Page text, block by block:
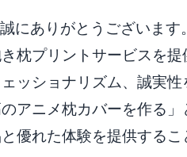
にありがとうございます
枕プリントサービスを
ッショナリズム、誠実
アニメ枕カバーを作る
優れた体験を提供する